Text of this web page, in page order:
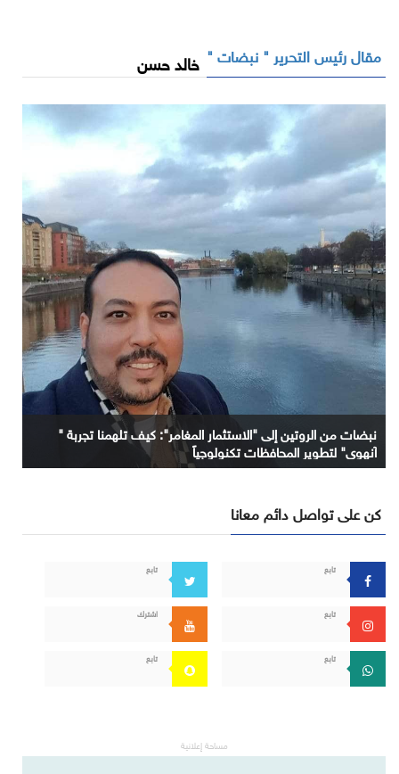
مقال رئيس التحرير " نبضات " خالد حسن
نبضات من الروتين إلى "الاستثمار المغامر": كيف تلهمنا تجربة "
آنهوي" لتطوير المحافظات تكنولوجياً
كن على تواصل دائم معانا
تابع تابع
تابع اشترك
تابع تابع
مساحة إعلانية